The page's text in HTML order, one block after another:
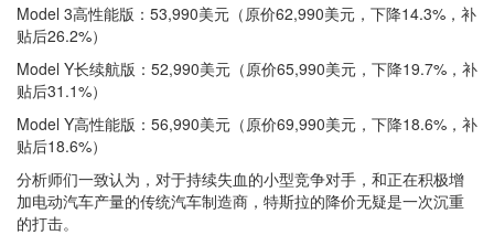
Model 3高性能版：53,990美元（原价62,990美元，下降14.3%，补
贴后26.2%）
Model Y长续航版：52,990美元（原价65,990美元，下降19.7%，补
贴后31.1%）
Model Y高性能版：56,990美元（原价69,990美元，下降18.6%，补
贴后18.6%）
分析师们一致认为，对于持续失血的小型竞争对手，和正在积极增
加电动汽车产量的传统汽车制造商，特斯拉的降价无疑是一次沉重
的打击。